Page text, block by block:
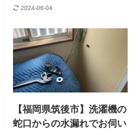
2024-06-04
【福岡県筑後市】洗濯機の
蛇口からの水漏れでお伺い